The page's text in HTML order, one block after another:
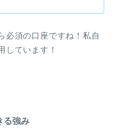
必須の口座ですね！私自
しています！
る強み